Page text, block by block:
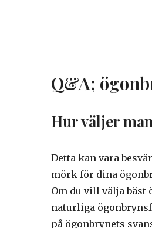
Q&A;
Hur väljer
Detta kan vara
mörk för dina
Om du vill välja bäst
naturliga
på ögonbrynets